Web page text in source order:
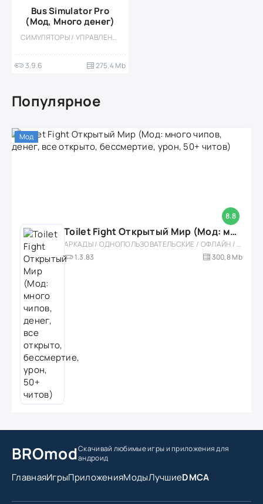
Bus Simulator Pro
(Мод, Много денег)
СИМУЛЯТОРЫ / УПРАВЛЕНИЕ / КАЗУАЛЬНЫЕ / ОДНОПОЛЬЗОВАТЕЛЬСКИЕ / СТИЛИЗАЦИЯ / ОФЛАЙН / ВСТРОЕННЫЙ КЕШ / МОД / 3D
3.9.6 275.4 Mb
Популярное
8.8
Мод
Toilet Fight Открытый Мир (Мод: много чипов, денег, все открыто, бессмертие, урон, 50+ читов)
АРКАДЫ / ОДНОПОЛЬЗОВАТЕЛЬСКИЕ / ОФЛАЙН / МОД / РОЛЕВЫЕ / ШУТЕРЫ / ОТКРЫТЫЙ МИР / ВСТРОЕННЫЙ КЕШ / 3D / ЭКШЕНЫ / ТУАЛЕТНЫЕ ВОЙНЫ / ДЛЯ ДЕТЕЙ
1.3.83
300,8 Mb
BROmodСкачивай любимые игрыи приложения для
андроид
ГлавнаяИгрыПриложенияМодыЛучшиеDMCA